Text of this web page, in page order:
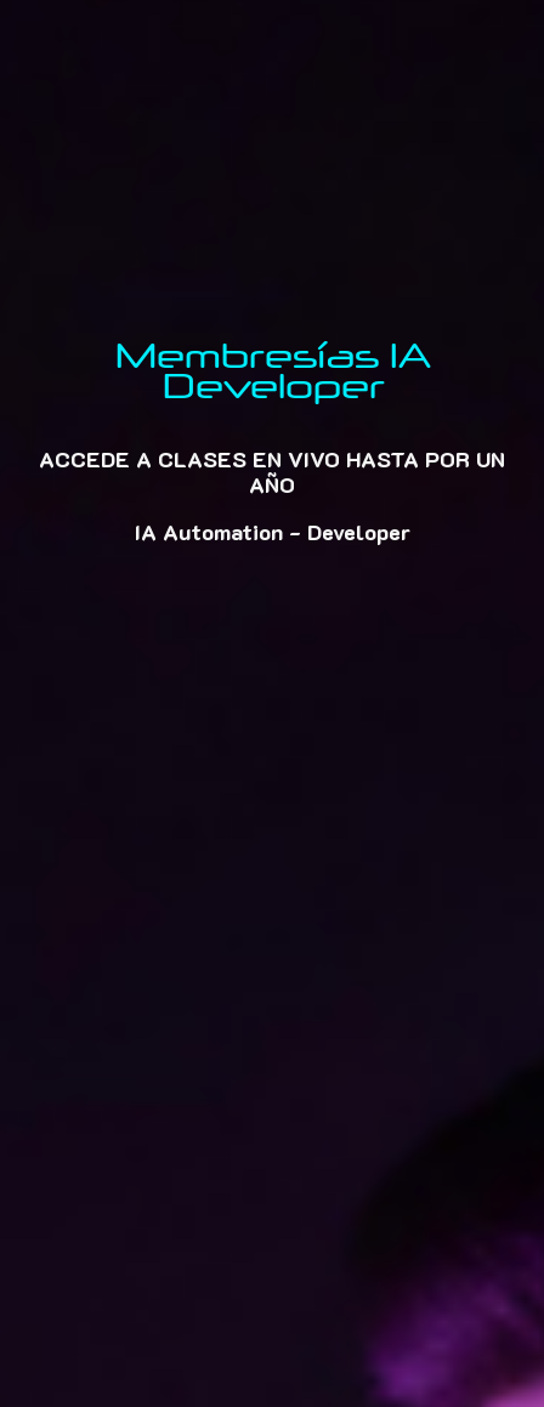
Membresías IA
Developer
ACCEDE A CLASES EN VIVO HASTA POR UN
AÑO
IA Automation - Developer